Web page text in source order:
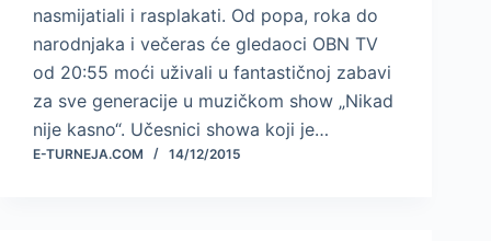
nasmijatiali i rasplakati. Od popa, roka do
narodnjaka i večeras će gledaoci OBN TV
od 20:55 moći uživali u fantastičnoj zabavi
za sve generacije u muzičkom show „Nikad
nije kasno“. Učesnici showa koji je…
E-TURNEJA.COM 14/12/2015